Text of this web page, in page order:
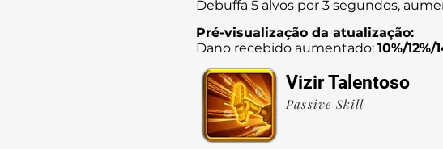
Debuffa 5 alvos por 3 segundos,
Pré-visualização da atualização:
Dano recebido aumentado: 10%/12%/
Vizir Talentoso
Passive Skill